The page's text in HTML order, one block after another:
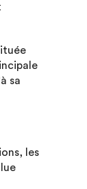
sa
les